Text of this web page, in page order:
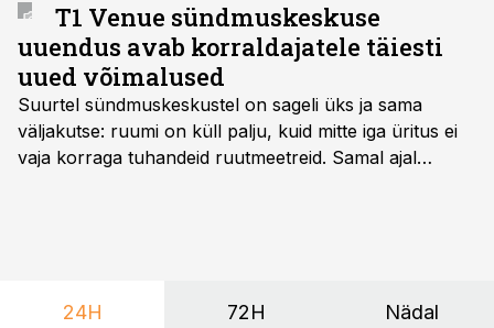
T1 Venue sündmuskeskuse
uuendus avab korraldajatele täiesti
uued võimalused
Suurtel sündmuskeskustel on sageli üks ja sama
väljakutse: ruumi on küll palju, kuid mitte iga üritus ei
vaja korraga tuhandeid ruutmeetreid. Samal ajal
nendele vajadustele vastanud uuendusega, mis pakub
24H 72H Nädal